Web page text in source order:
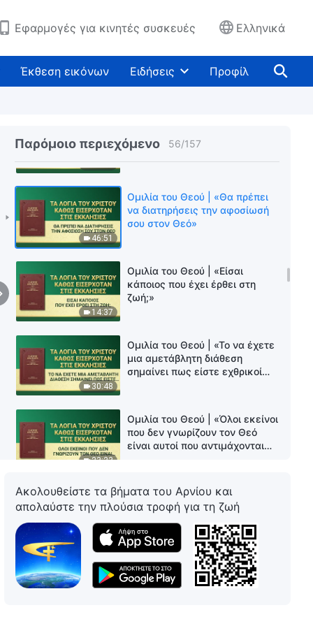
Εφαρμογές για κινητές συσκευές Ελληνικά
Έκθεση εικόνων Ειδήσεις Προφίλ
Παρόμοιο περιεχόμενο 56/157
28:36
του Σατανά»
26:43
κάνουν πράξη την αλήθεια»
46:51
Ομιλία του Θεού | «Θα πρέπει
να διατηρήσεις την αφοσίωσή
σου στον Θεό»
14:37
Ομιλία του Θεού | «Είσαι
κάποιος που έχει έρθει στη
ζωή;»
30:48
Ομιλία του Θεού | «Το να έχετε
μια αμετάβλητη διάθεση
σημαίνει πως είστε εχθρικοί
23:23
Ομιλία του Θεού | «Όλοι εκείνοι
που δεν γνωρίζουν τον Θεό
είναι αυτοί που αντιμάχονται
20:05
Ομιλία του Θεού | «Έργο και
είσοδος (2)»
Ομιλία του Θεού | «Έργο και
είσοδος (3)»
Ακολουθείστε τα βήματα του Αρνίου και
απολαύστε την πλούσια τροφή για τη ζωή